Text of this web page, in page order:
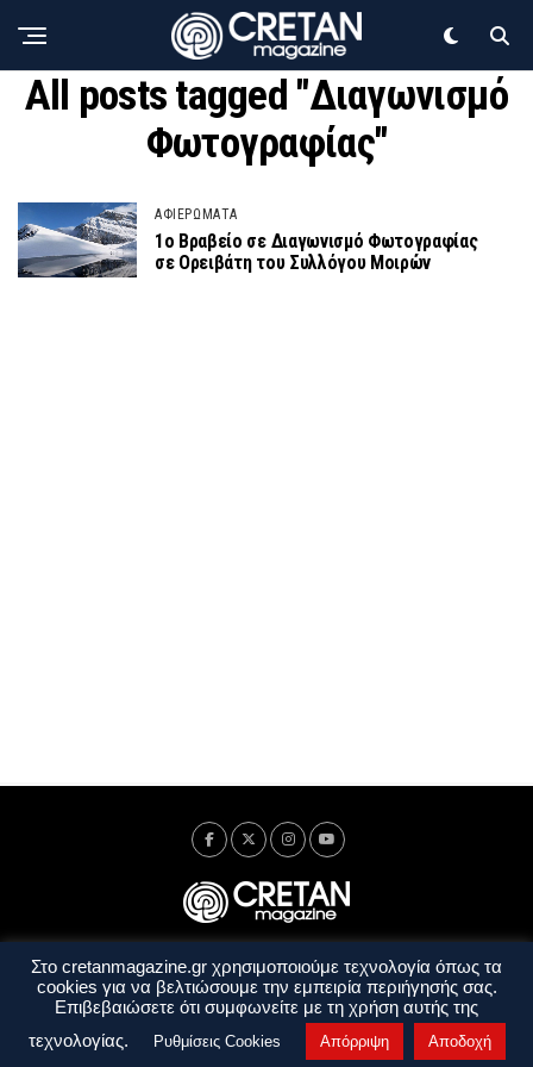
All posts tagged "Διαγωνισμό
Φωτογραφίας"
ΑΦΙΕΡΩΜΑΤΑ
1ο Βραβείο σε Διαγωνισμό Φωτογραφίας
σε Ορειβάτη του Συλλόγου Μοιρών
Ταυτότητα Πολιτική Απορρήτου
Όροι Χρήσης
Όροι και Προϋποθέσεις
Στο cretanmagazine.gr χρησιμοποιούμε τεχνολογία όπως τα
cookies για να βελτιώσουμε την εμπειρία περιήγησής σας.
Επιβεβαιώσετε ότι συμφωνείτε με τη χρήση αυτής της
τεχνολογίας.
Ρυθμίσεις Cookies Απόρριψη Αποδοχή